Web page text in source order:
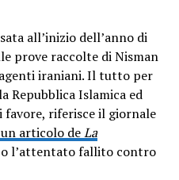
all’inizio dell’anno di
prove raccolte di Nisman
iraniani. Il tutto per
Repubblica Islamica ed
riferisce il giornale
articolo deLa
l’attentato fallito contro